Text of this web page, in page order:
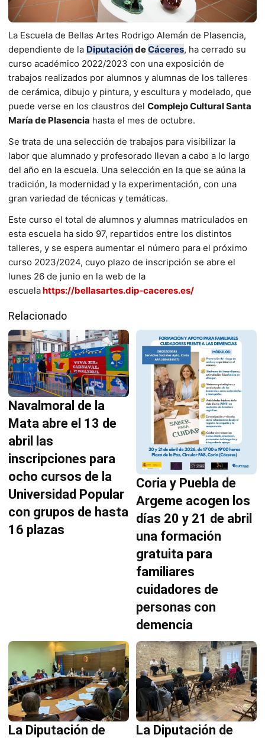
La Escuela de Bellas Artes Rodrigo Alemán de Plasencia,
dependiente de la DiputacióndeCáceres, ha cerrado su
curso académico 2022/2023 con una exposición de
trabajos realizados por alumnos y alumnas de los talleres
de cerámica, dibujo y pintura, y escultura y modelado, que
puede verse en los claustros del Complejo Cultural Santa
María de Plasencia hasta el mes de octubre.
Se trata de una selección de trabajos para visibilizar la
labor que alumnado y profesorado llevan a cabo a lo largo
del año en la escuela. Una selección en la que se aúna la
tradición, la modernidad y la experimentación, con una
gran variedad de técnicas y temáticas.
Este curso el total de alumnos y alumnas matriculados en
esta escuela ha sido 97, repartidos entre los distintos
talleres, y se espera aumentar el número para el próximo
curso 2023/2024, cuyo plazo de inscripción se abre el
lunes 26 de junio en la web de la
escuelahttps://bellasartes.dip-caceres.es/
Relacionado
Navalmoral de la
Mata abre el 13 de
abril las
inscripciones para
ocho cursos de la
Universidad Popular
con grupos de hasta
16 plazas
Coria y Puebla de
Argeme acogen los
días 20 y 21 de abril
una formación
gratuita para
familiares
cuidadores de
personas con
demencia
La Diputación de La Diputación de